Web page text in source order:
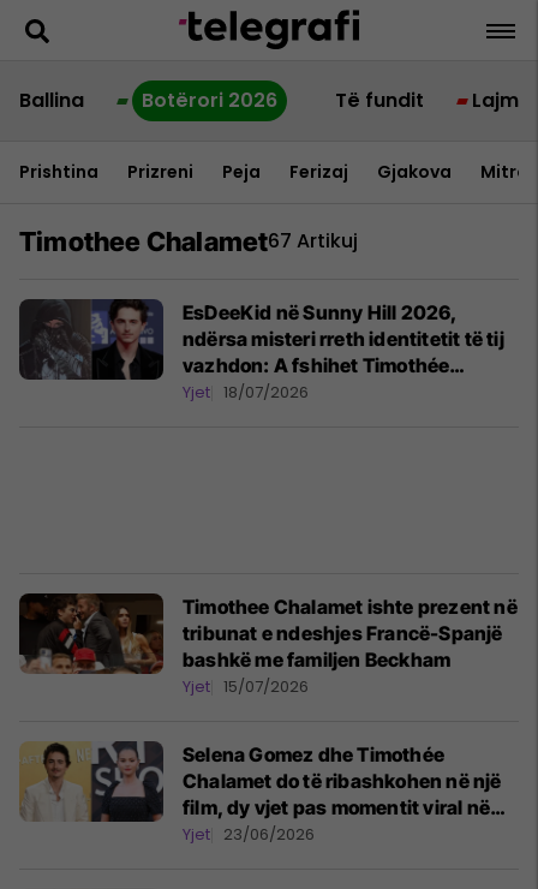
Ballina Botërori 2026 Të fundit Lajme
Prishtina Prizreni Peja Ferizaj Gjakova
Timothee Chalamet67 Artikuj
EsDeeKid në Sunny Hill 2026,
ndërsa misteri rreth identitetit të tij
vazhdon: A fshihet Timothée
Chalamet pas maskës?
Yjet 18/07/2026
Timothee Chalamet ishte prezent në
tribunat e ndeshjes Francë-Spanjë
bashkë me familjen Beckham
Yjet 15/07/2026
Selena Gomez dhe Timothée
Chalamet do të ribashkohen në një
film, dy vjet pas momentit viral në
Golden Globes
Yjet 23/06/2026